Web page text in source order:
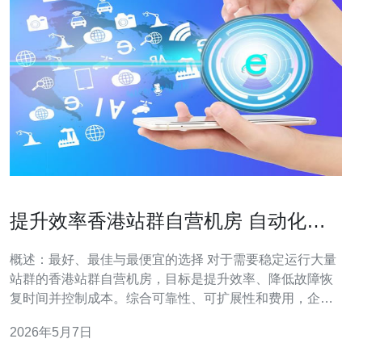
提升效率香港站群自营机房 自动化监
概述：最好、最佳与最便宜的选择 对于需要稳定运行大量
站群的香港站群自营机房，目标是提升效率、降低故障恢
复时间并控制成本。综合可靠性、可扩展性和费用，企业
化）配合 Alertmanager、
2026年5月7日